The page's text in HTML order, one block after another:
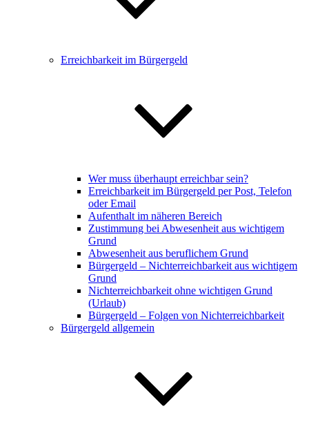
Erreichbarkeit im Bürgergeld
Wer muss überhaupt erreichbar sein?
Erreichbarkeit im Bürgergeld per Post, Telefon
oder Email
Aufenthalt im näheren Bereich
Zustimmung bei Abwesenheit aus wichtigem
Grund
Abwesenheit aus beruflichem Grund
Bürgergeld – Nichterreichbarkeit aus wichtigem
Grund
Nichterreichbarkeit ohne wichtigen Grund
(Urlaub)
Bürgergeld – Folgen von Nichterreichbarkeit
Bürgergeld allgemein